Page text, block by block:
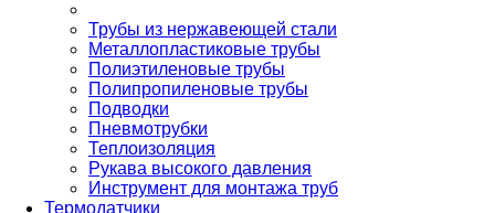
Трубы из нержавеющей стали
Металлопластиковые трубы
Полиэтиленовые трубы
Полипропиленовые трубы
Подводки
Пневмотрубки
Теплоизоляция
Рукава высокого давления
Инструмент для монтажа труб
Термодатчики